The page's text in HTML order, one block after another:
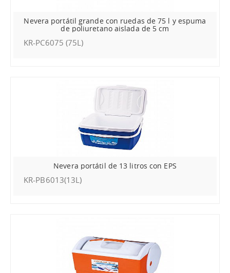
Nevera portátil grande con ruedas de 75 l y espuma
de poliuretano aislada de 5 cm
KR-PC6075 (75L)
Nevera portátil de 13 litros con EPS
KR-PB6013(13L)